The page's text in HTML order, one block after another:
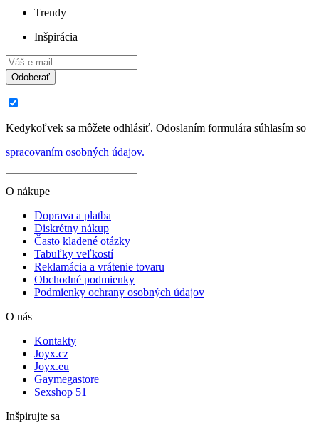
Trendy
Inšpirácia
Odoberať
Kedykoľvek sa môžete odhlásiť. Odoslaním formulára súhlasím so
spracovaním osobných údajov.
O nákupe
Doprava a platba
Diskrétny nákup
Často kladené otázky
Tabuľky veľkostí
Reklamácia a vrátenie tovaru
Obchodné podmienky
Podmienky ochrany osobných údajov
O nás
Kontakty
Joyx.cz
Joyx.eu
Gaymegastore
Sexshop 51
Inšpirujte sa